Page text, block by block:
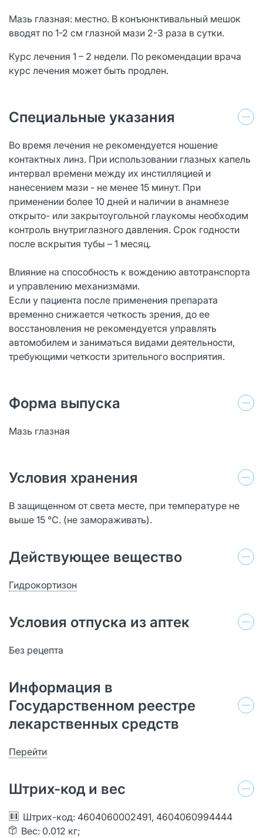
Мазь глазная: местно. В конъюнктивальный мешок
вводят по 1-2 см глазной мази 2-3 раза в сутки.
Курс лечения 1 – 2 недели. По рекомендации врача
курс лечения может быть продлен.
Специальные указания
Во время лечения не рекомендуется ношение
контактных линз. При использовании глазных капель
интервал времени между их инстилляцией и
нанесением мази - не менее 15 минут. При
применении более 10 дней и наличии в анамнезе
открыто- или закрытоугольной глаукомы необходим
контроль внутриглазного давления. Срок годности
после вскрытия тубы – 1 месяц.
Влияние на способность к вождению автотранспорта
и управлению механизмами.
Если у пациента после применения препарата
временно снижается четкость зрения, до ее
восстановления не рекомендуется управлять
автомобилем и заниматься видами деятельности,
требующими четкости зрительного восприятия.
Форма выпуска
Мазь глазная
Условия хранения
В защищенном от света месте, при температуре не
выше 15 °C. (не замораживать).
Действующее вещество
Гидрокортизон
Условия отпуска из аптек
Без рецепта
Информация в
Государственном реестре
лекарственных средств
Перейти
Штрих-код и вес
Штрих-код: 4604060002491, 4604060994444
Вес: 0.012 кг;